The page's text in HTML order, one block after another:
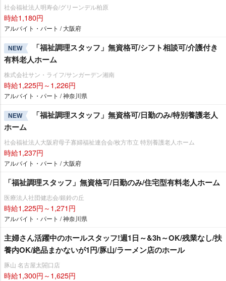
社会福祉法人明寿会/グリーンデル柏原
時給1,180円
アルバイト・パート / 大阪府
NEW
「福祉調理スタッフ」無資格可/シフト相談可/介護付き
有料老人ホーム
株式会社サン・ライフ/サンガーデン湘南
時給1,225円～1,226円
アルバイト・パート / 神奈川県
NEW
「福祉調理スタッフ」無資格可/日勤のみ/特別養護老人
ホーム
社会福祉法人大阪府母子寡婦福祉連合会/枚方市立 特別養護老人ホーム
時給1,237円
アルバイト・パート / 大阪府
「福祉調理スタッフ」無資格可/日勤のみ/住宅型有料老人ホーム
医療法人社団健志会/銀鈴の丘
時給1,225円～1,271円
アルバイト・パート / 神奈川県
主婦さん活躍中のホールスタッフ!週1日～&3h～OK/残業なし/扶
養内OK/絶品まかないが1円/豚山/ラーメン店のホール
豚山 名古屋太閤口店
時給1,300円～1,625円